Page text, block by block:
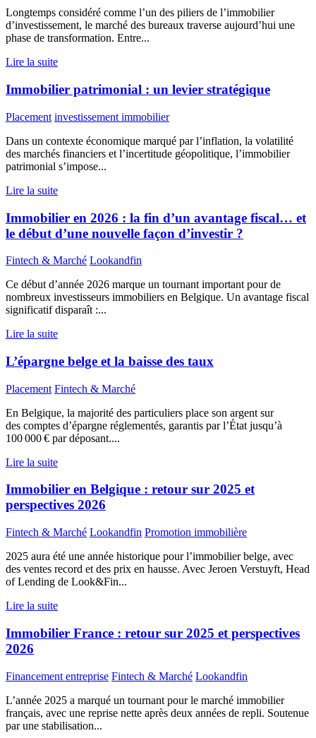
Longtemps considéré comme l’un des piliers de l’immobilier
d’investissement, le marché des bureaux traverse aujourd’hui une
phase de transformation. Entre...
Lire la suite
Immobilier patrimonial : un levier stratégique
Placement investissement immobilier
Dans un contexte économique marqué par l’inflation, la volatilité
des marchés financiers et l’incertitude géopolitique, l’immobilier
patrimonial s’impose...
Lire la suite
Immobilier en 2026 : la fin d’un avantage fiscal… et
le début d’une nouvelle façon d’investir ?
Fintech & Marché Lookandfin
Ce début d’année 2026 marque un tournant important pour de
nombreux investisseurs immobiliers en Belgique. Un avantage fiscal
significatif disparaît :...
Lire la suite
L’épargne belge et la baisse des taux
Placement Fintech & Marché
En Belgique, la majorité des particuliers place son argent sur
des comptes d’épargne réglementés, garantis par l’État jusqu’à
100 000 € par déposant....
Lire la suite
Immobilier en Belgique : retour sur 2025 et
perspectives 2026
Fintech & Marché Lookandfin Promotion immobilière
2025 aura été une année historique pour l’immobilier belge, avec
des ventes record et des prix en hausse. Avec Jeroen Verstuyft, Head
of Lending de Look&Fin...
Lire la suite
Immobilier France : retour sur 2025 et perspectives
2026
Financement entreprise Fintech & Marché Lookandfin
L’année 2025 a marqué un tournant pour le marché immobilier
français, avec une reprise nette après deux années de repli. Soutenue
par une stabilisation...